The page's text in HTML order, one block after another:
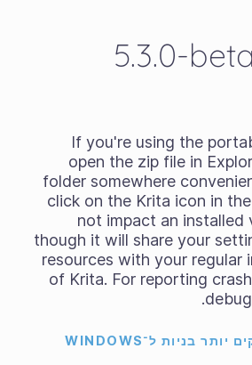
If you're using the
open the zip file in
folder somewhere
click on the Krita icon in
not impact an installed
though it will share your
resources with your regular
of Krita. For reporting
אנחנו לא מפיקים יותר בניות ל־WINDOWS